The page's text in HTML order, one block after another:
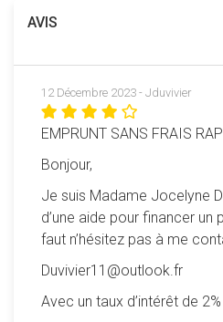
AVIS
12 Décembre 2023 - Jduvivier
EMPRUNT SANS FRAIS
Bonjour,
Je suis Madame Jocelyne
d’une aide pour financer un
faut n’hésitez pas à me
Duvivier11@outlook.fr
Avec un taux d’intérêt de 2%